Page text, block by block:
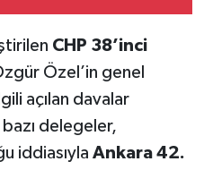
CHP 38’inci
Özel’in genel
açılan davalar
delegeler,
iddiasıyla Ankara 42.